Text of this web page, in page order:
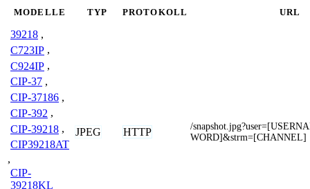
MODELLE TYP PROTOKOLL URL
39218 ,
C723IP ,
C924IP ,
CIP-37 ,
CIP-37186 ,
CIP-392 ,
CIP-39218 ,
CIP39218AT
,
CIP-
39218KL
JPEG HTTP
/
WORD]&strm=[CHANNEL]